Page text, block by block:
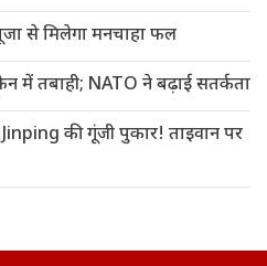
से मिलेगा मनचाहा फल
में तबाही; NATO ने बढ़ाई सतर्कता
की गूंजी पुकार! ताइवान पर